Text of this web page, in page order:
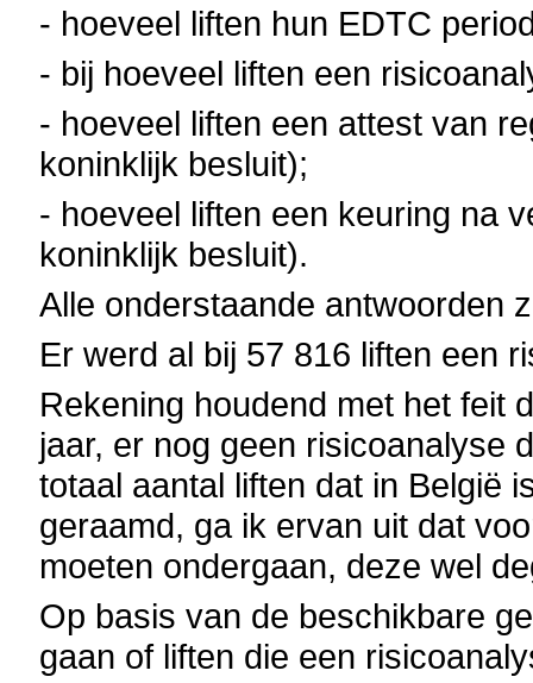
- hoeveel liften hun EDTC
- bij hoeveel liften een
- hoeveel liften een attest van
koninklijk besluit);
- hoeveel liften een keuring na
koninklijk besluit).
Alle onderstaande antwoorden
Er werd al bij 57 816 liften een
Rekening houdend met het feit
jaar, er nog geen risicoanalyse
totaal aantal liften dat in België
geraamd, ga ik ervan uit dat
moeten ondergaan, deze wel
Op basis van de beschikbare
gaan of liften die een